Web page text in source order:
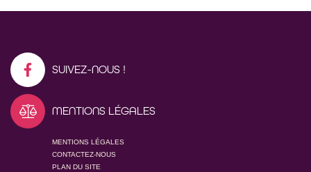
SUIVEZ-NOUS !
MENTIONS LÉGALES
MENTIONS LÉGALES
CONTACTEZ-NOUS
PLAN DU SITE